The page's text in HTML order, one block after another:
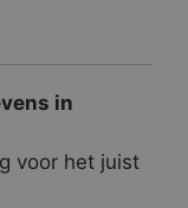
in
voor het juist